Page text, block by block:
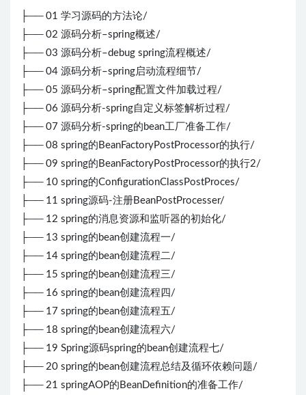
├── 01 学习源码的方法论/
├── 02 源码分析–spring概述/
├── 03 源码分析–debug spring流程概述/
├── 04 源码分析–spring启动流程细节/
├── 05 源码分析–spring配置文件加载过程/
├── 06 源码分析-spring自定义标签解析过程/
├── 07 源码分析-spring的bean工厂准备工作/
├── 08 spring的BeanFactoryPostProcessor的执行/
├── 09 spring的BeanFactoryPostProcessor的执行2/
├── 10 spring的ConfigurationClassPostProces/
├── 11 spring源码-注册BeanPostProcesser/
├── 12 spring的消息资源和监听器的初始化/
├── 13 spring的bean创建流程一/
├── 14 spring的bean创建流程二/
├── 15 spring的bean创建流程三/
├── 16 spring的bean创建流程四/
├── 17 spring的bean创建流程五/
├── 18 spring的bean创建流程六/
├── 19 Spring源码spring的bean创建流程七/
├── 20 spring的bean创建流程总结及循环依赖问题/
├── 21 springAOP的BeanDefinition的准备工作/